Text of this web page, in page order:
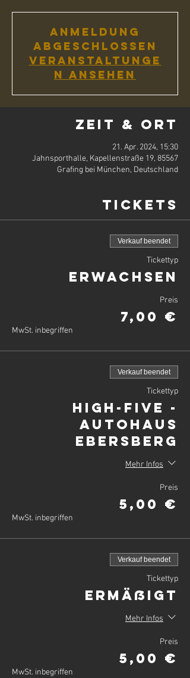
Anmeldung
abgeschlossen
Veranstaltunge
n ansehen
Zeit & Ort
21. Apr. 2024, 15:30
Jahnsporthalle, Kapellenstraße 19, 85567
Grafing bei München, Deutschland
Tickets
Verkauf beendet
Tickettyp
Erwachsen
Preis
7,00 €
MwSt. inbegriffen
Verkauf beendet
Tickettyp
High-Five -
Autohaus
Ebersberg
Mehr Infos
Preis
5,00 €
MwSt. inbegriffen
Verkauf beendet
Tickettyp
Ermäßigt
Mehr Infos
Preis
5,00 €
MwSt. inbegriffen